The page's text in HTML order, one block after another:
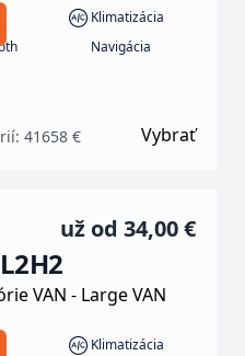
Klimatizácia
Navigácia
41658 € Vybrať
už od 34,00 €
VAN - Large VAN
Klimatizácia